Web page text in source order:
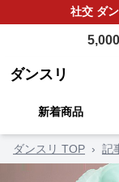
社交 ダ
5,000
ダンスリ
新着商品
ダンスリ TOP › 記